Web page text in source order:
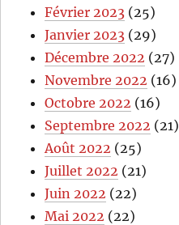
Février 2023 (25)
Janvier 2023 (29)
Décembre 2022 (27)
Novembre 2022 (16)
Octobre 2022 (16)
Septembre 2022 (21)
Août 2022 (25)
Juillet 2022 (21)
Juin 2022 (22)
Mai 2022 (22)